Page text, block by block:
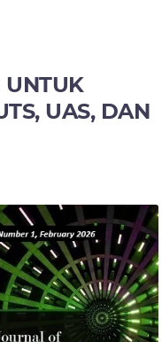
UNTUK
UAS, DAN